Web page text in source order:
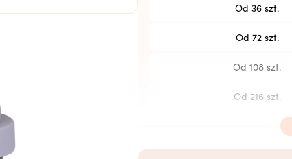
Od 36 szt.
Od 72 szt.
Od 108 szt.
Od 216 szt.
Od 504 szt.